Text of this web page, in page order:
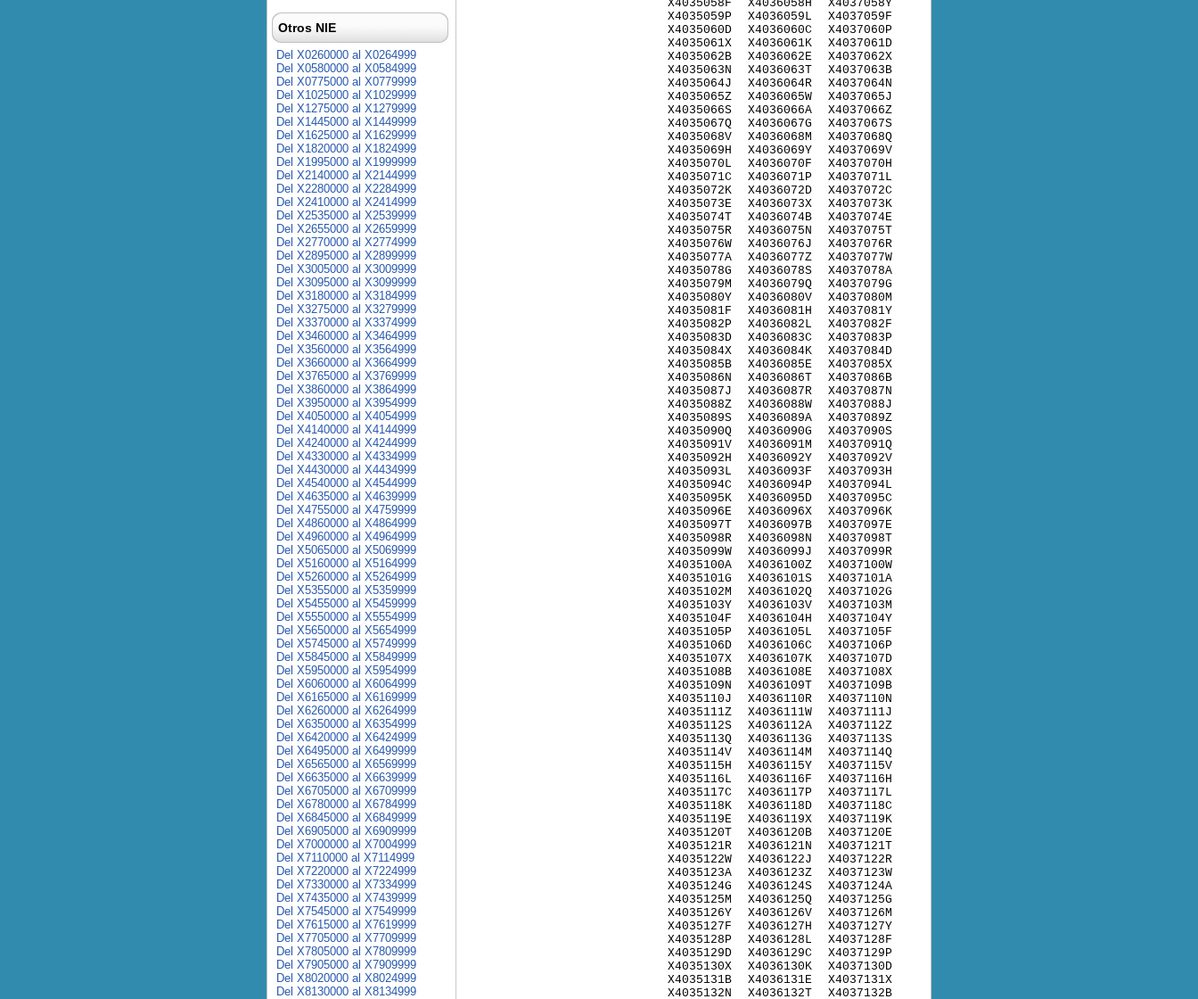
X4035058F
X4035059P
X4035060D
X4035061X
X4035062B
X4035063N
X4035064J
X4035065Z
X4035066S
X4035067Q
X4035068V
X4035069H
X4035070L
X4035071C
X4035072K
X4035073E
X4035074T
X4035075R
X4035076W
X4035077A
X4035078G
X4035079M
X4035080Y
X4035081F
X4035082P
X4035083D
X4035084X
X4035085B
X4035086N
X4035087J
X4035088Z
X4035089S
X4035090Q
X4035091V
X4035092H
X4035093L
X4035094C
X4035095K
X4035096E
X4035097T
X4035098R
X4035099W
X4035100A
X4035101G
X4035102M
X4035103Y
X4035104F
X4035105P
X4035106D
X4035107X
X4035108B
X4035109N
X4035110J
X4035111Z
X4035112S
X4035113Q
X4035114V
X4035115H
X4035116L
X4035117C
X4035118K
X4035119E
X4035120T
X4035121R
X4035122W
X4035123A
X4035124G
X4035125M
X4035126Y
X4035127F
X4035128P
X4035129D
X4035130X
X4035131B
X4035132N
X4036058H
X4036059L
X4036060C
X4036061K
X4036062E
X4036063T
X4036064R
X4036065W
X4036066A
X4036067G
X4036068M
X4036069Y
X4036070F
X4036071P
X4036072D
X4036073X
X4036074B
X4036075N
X4036076J
X4036077Z
X4036078S
X4036079Q
X4036080V
X4036081H
X4036082L
X4036083C
X4036084K
X4036085E
X4036086T
X4036087R
X4036088W
X4036089A
X4036090G
X4036091M
X4036092Y
X4036093F
X4036094P
X4036095D
X4036096X
X4036097B
X4036098N
X4036099J
X4036100Z
X4036101S
X4036102Q
X4036103V
X4036104H
X4036105L
X4036106C
X4036107K
X4036108E
X4036109T
X4036110R
X4036111W
X4036112A
X4036113G
X4036114M
X4036115Y
X4036116F
X4036117P
X4036118D
X4036119X
X4036120B
X4036121N
X4036122J
X4036123Z
X4036124S
X4036125Q
X4036126V
X4036127H
X4036128L
X4036129C
X4036130K
X4036131E
X4036132T
X4037058Y
X4037059F
X4037060P
X4037061D
X4037062X
X4037063B
X4037064N
X4037065J
X4037066Z
X4037067S
X4037068Q
X4037069V
X4037070H
X4037071L
X4037072C
X4037073K
X4037074E
X4037075T
X4037076R
X4037077W
X4037078A
X4037079G
X4037080M
X4037081Y
X4037082F
X4037083P
X4037084D
X4037085X
X4037086B
X4037087N
X4037088J
X4037089Z
X4037090S
X4037091Q
X4037092V
X4037093H
X4037094L
X4037095C
X4037096K
X4037097E
X4037098T
X4037099R
X4037100W
X4037101A
X4037102G
X4037103M
X4037104Y
X4037105F
X4037106P
X4037107D
X4037108X
X4037109B
X4037110N
X4037111J
X4037112Z
X4037113S
X4037114Q
X4037115V
X4037116H
X4037117L
X4037118C
X4037119K
X4037120E
X4037121T
X4037122R
X4037123W
X4037124A
X4037125G
X4037126M
X4037127Y
X4037128F
X4037129P
X4037130D
X4037131X
X4037132B
Otros NIE
Del X0260000 al X0264999
Del X0580000 al X0584999
Del X0775000 al X0779999
Del X1025000 al X1029999
Del X1275000 al X1279999
Del X1445000 al X1449999
Del X1625000 al X1629999
Del X1820000 al X1824999
Del X1995000 al X1999999
Del X2140000 al X2144999
Del X2280000 al X2284999
Del X2410000 al X2414999
Del X2535000 al X2539999
Del X2655000 al X2659999
Del X2770000 al X2774999
Del X2895000 al X2899999
Del X3005000 al X3009999
Del X3095000 al X3099999
Del X3180000 al X3184999
Del X3275000 al X3279999
Del X3370000 al X3374999
Del X3460000 al X3464999
Del X3560000 al X3564999
Del X3660000 al X3664999
Del X3765000 al X3769999
Del X3860000 al X3864999
Del X3950000 al X3954999
Del X4050000 al X4054999
Del X4140000 al X4144999
Del X4240000 al X4244999
Del X4330000 al X4334999
Del X4430000 al X4434999
Del X4540000 al X4544999
Del X4635000 al X4639999
Del X4755000 al X4759999
Del X4860000 al X4864999
Del X4960000 al X4964999
Del X5065000 al X5069999
Del X5160000 al X5164999
Del X5260000 al X5264999
Del X5355000 al X5359999
Del X5455000 al X5459999
Del X5550000 al X5554999
Del X5650000 al X5654999
Del X5745000 al X5749999
Del X5845000 al X5849999
Del X5950000 al X5954999
Del X6060000 al X6064999
Del X6165000 al X6169999
Del X6260000 al X6264999
Del X6350000 al X6354999
Del X6420000 al X6424999
Del X6495000 al X6499999
Del X6565000 al X6569999
Del X6635000 al X6639999
Del X6705000 al X6709999
Del X6780000 al X6784999
Del X6845000 al X6849999
Del X6905000 al X6909999
Del X7000000 al X7004999
Del X7110000 al X7114999
Del X7220000 al X7224999
Del X7330000 al X7334999
Del X7435000 al X7439999
Del X7545000 al X7549999
Del X7615000 al X7619999
Del X7705000 al X7709999
Del X7805000 al X7809999
Del X7905000 al X7909999
Del X8020000 al X8024999
Del X8130000 al X8134999